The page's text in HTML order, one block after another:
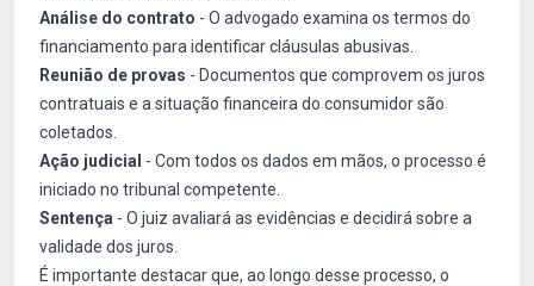
Análise do contrato - O advogado examina os termos do
financiamento para identificar cláusulas abusivas.
Reunião de provas - Documentos que comprovem os juros
contratuais e a situação financeira do consumidor são
coletados.
Ação judicial - Com todos os dados em mãos, o processo é
iniciado no tribunal competente.
Sentença - O juiz avaliará as evidências e decidirá sobre a
validade dos juros.
É importante destacar que, ao longo desse processo, o